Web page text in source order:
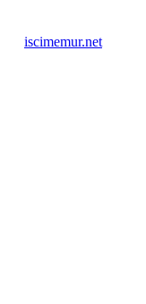
iscimemur.net